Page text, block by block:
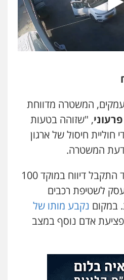
דין פארס פלאח
צווארון לבן והונאה ביטוח לאומי
דין לענייני אסירים
פלדמן
אזרחי
נתן
פשיעה חמורה
חמורה כלכלי מעצרים
המשטרה מדווחת
, "שזוהה בטעות
חיסול של ארגון
המשטרה.
ב-22 בנובמבר אשתקד התקבל דיווח במוקד 100
לשטיפת רכבים
במקום נקבע מותו של
פציעת אדם נוסף במצב